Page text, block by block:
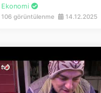
Ekonomi
106 görüntülenme 14.12.2025